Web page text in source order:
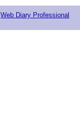
Web Diary Professional